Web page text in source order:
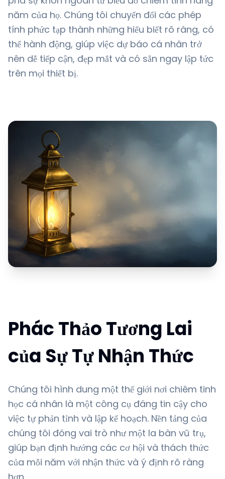
năm của họ. Chúng tôi chuyển đổi các phép
tính phức tạp thành những hiểu biết rõ ràng, có
thể hành động, giúp việc dự báo cá nhân trở
nên dễ tiếp cận, đẹp mắt và có sẵn ngay lập tức
trên mọi thiết bị.
Phác Thảo Tương Lai
của Sự Tự Nhận Thức
Chúng tôi hình dung một thế giới nơi chiêm tinh
học cá nhân là một công cụ đáng tin cậy cho
việc tự phản tỉnh và lập kế hoạch. Nền tảng của
chúng tôi đóng vai trò như một la bàn vũ trụ,
giúp bạn định hướng các cơ hội và thách thức
của mỗi năm với nhận thức và ý định rõ ràng